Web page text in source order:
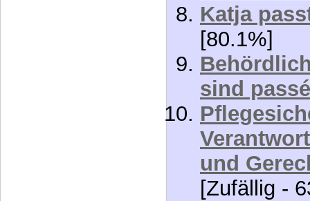
Katja
[80.1%]
sind
und
[Zufällig -